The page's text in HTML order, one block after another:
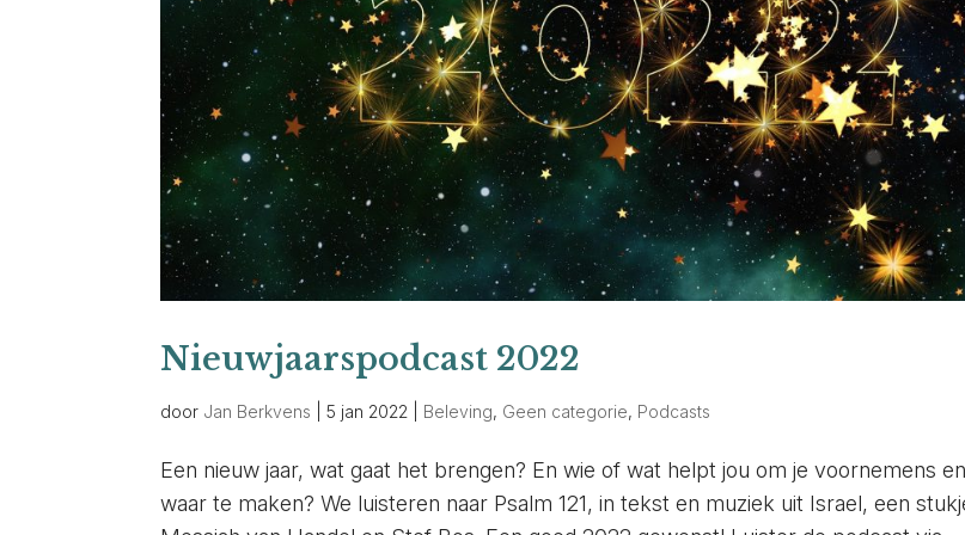
Nieuwjaarspodcast 2022
door Jan Berkvens |5 jan 2022 Beleving, Geen categorie, Podcasts
Een nieuw jaar, wat gaat het brengen? En wie of wat helpt jou om je voornemens
waar te maken? We luisteren naar Psalm 121, in tekst en muziek uit Israel, een